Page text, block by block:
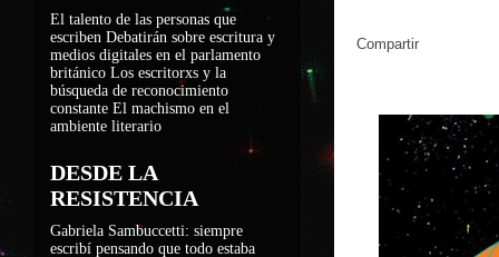
Compartir
El talento de las personas que
escriben Debatirán sobre escritura y
medios digitales en el parlamento
británico Los escritorxs y la
búsqueda de reconocimiento
constante El machismo en el
ambiente literario
DESDE LA
RESISTENCIA
Gabriela Sambuccetti: siempre
escribí pensando que todo estaba